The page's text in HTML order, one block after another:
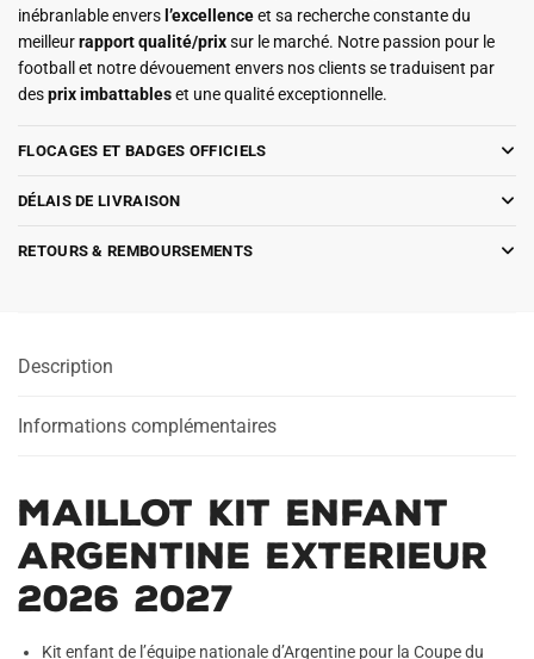
inébranlable envers l’excellenceet sa recherche constante du
meilleurrapport qualité/prixsur le marché. Notre passion pour le
football et notre dévouement envers nos clients se traduisent par
desprix imbattableset une qualité exceptionnelle.
FLOCAGES ET BADGES OFFICIELS
DÉLAIS DE LIVRAISON
RETOURS & REMBOURSEMENTS
Description
Informations complémentaires
Maillot Kit Enfant
Argentine Exterieur
2026 2027
Kit enfant de l’équipe nationale d’Argentine pour la Coupe du